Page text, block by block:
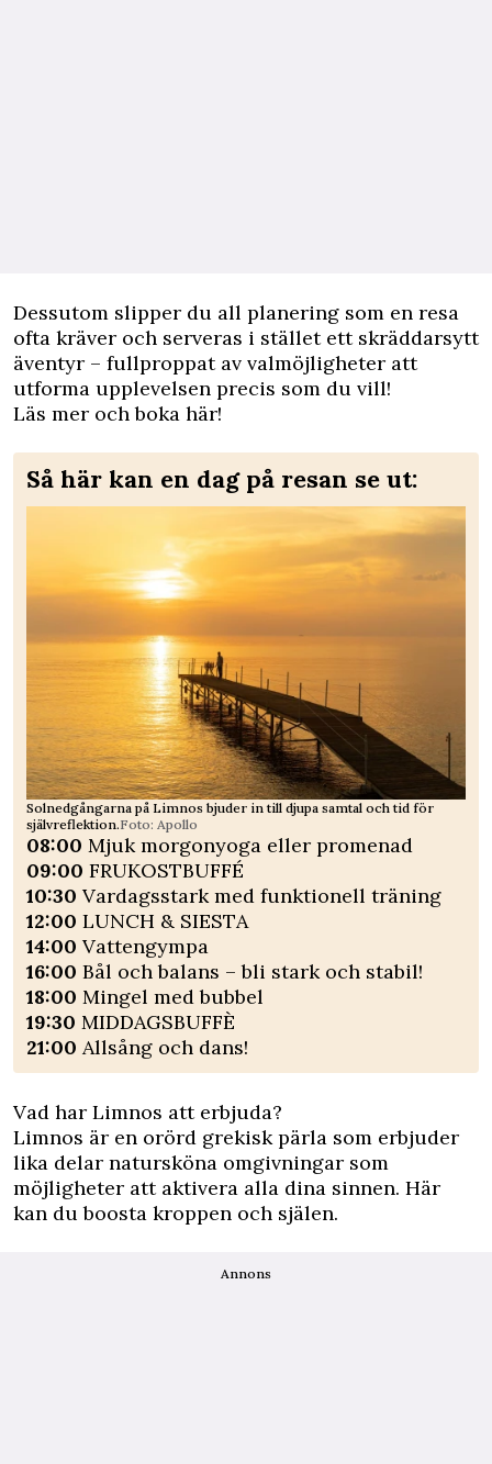
Dessutom slipper du all planering som en resa
ofta kräver och serveras i stället ett skräddarsytt
äventyr – fullproppat av valmöjligheter att
utforma upplevelsen precis som du vill!
Läs mer och boka här!
Så här kan en dag på resan se ut:
Solnedgångarna på Limnos bjuder in till djupa samtal och tid för
självreflektion.Foto: Apollo
08:00 Mjuk morgonyoga eller promenad
09:00 FRUKOSTBUFFÉ
10:30 Vardagsstark med funktionell träning
12:00 LUNCH & SIESTA
14:00 Vattengympa
16:00 Bål och balans – bli stark och stabil!
18:00 Mingel med bubbel
19:30 MIDDAGSBUFFÈ
21:00 Allsång och dans!
Vad har Limnos att erbjuda?
Limnos är en orörd grekisk pärla som erbjuder
lika delar natursköna omgivningar som
möjligheter att aktivera alla dina sinnen. Här
kan du boosta kroppen och själen.
Annons